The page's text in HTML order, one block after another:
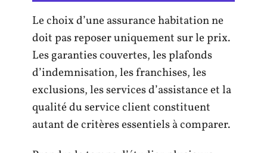
Le choix d’une assurance habitation ne
doit pas reposer uniquement sur le prix.
Les garanties couvertes, les plafonds
d’indemnisation, les franchises, les
exclusions, les services d’assistance et la
qualité du service client constituent
autant de critères essentiels à comparer.